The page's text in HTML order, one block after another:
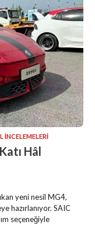
İNCELEMELERI
Hâl
yeni nesil MG4,
hazırlanıyor. SAIC
seçeneğiyle